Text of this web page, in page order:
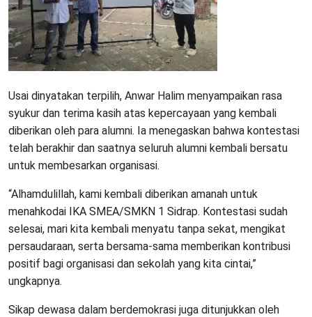
Usai dinyatakan terpilih, Anwar Halim menyampaikan rasa
syukur dan terima kasih atas kepercayaan yang kembali
diberikan oleh para alumni. Ia menegaskan bahwa kontestasi
telah berakhir dan saatnya seluruh alumni kembali bersatu
untuk membesarkan organisasi.
“Alhamdulillah, kami kembali diberikan amanah untuk
menahkodai IKA SMEA/SMKN 1 Sidrap. Kontestasi sudah
selesai, mari kita kembali menyatu tanpa sekat, mengikat
persaudaraan, serta bersama-sama memberikan kontribusi
positif bagi organisasi dan sekolah yang kita cintai,”
ungkapnya.
Sikap dewasa dalam berdemokrasi juga ditunjukkan oleh